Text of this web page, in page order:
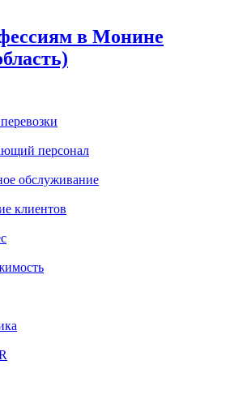
в Монине
персонал
обслуживание
клиентов